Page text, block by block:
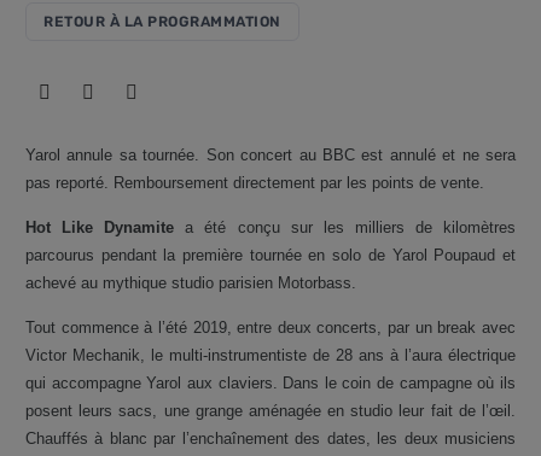
RETOUR À LA PROGRAMMATION
Yarol annule sa tournée. Son concert au BBC est annulé et ne sera
pas reporté. Remboursement directement par les points de vente.
Hot Like Dynamite a été conçu sur les milliers de kilomètres
parcourus pendant la première tournée en solo de Yarol Poupaud et
achevé au mythique studio parisien Motorbass.
Tout commence à l’été 2019, entre deux concerts, par un break avec
Victor Mechanik, le multi-instrumentiste de 28 ans à l’aura électrique
qui accompagne Yarol aux claviers. Dans le coin de campagne où ils
posent leurs sacs, une grange aménagée en studio leur fait de l’œil.
Chauffés à blanc par l’enchaînement des dates, les deux musiciens